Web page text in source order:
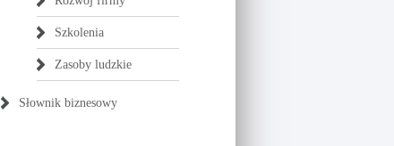
Szkolenia
Zasoby ludzkie
Słownik biznesowy